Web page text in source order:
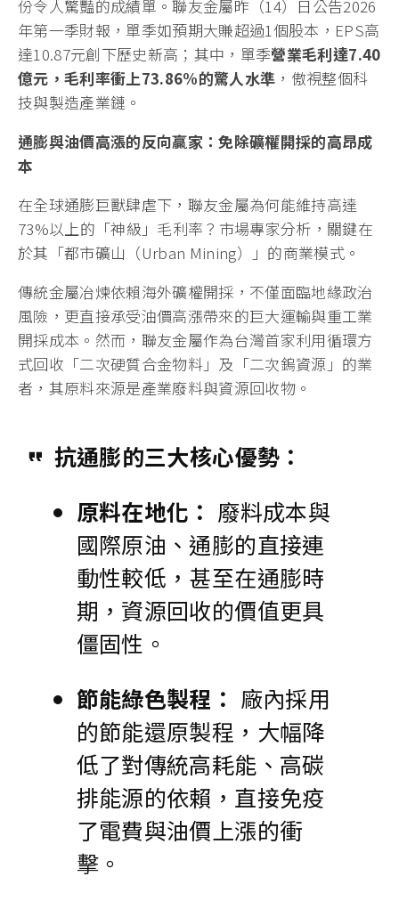
份令人驚豔的成績單。聯友金屬昨（14）日公告2026
年第一季財報，單季如預期大賺超過1個股本，EPS高
達10.87元創下歷史新高；其中，單季營業毛利達7.40
億元，毛利率衝上73.86%的驚人水準 ，傲視整個科
技與製造產業鏈。
通膨與油價高漲的反向贏家：免除礦權開採的高昂成
本
在全球通膨巨獸肆虐下，聯友金屬為何能維持高達
73%以上的「神級」毛利率？市場專家分析，關鍵在
於其「都市礦山（Urban Mining）」的商業模式。
傳統金屬冶煉依賴海外礦權開採，不僅面臨地緣政治
風險，更直接承受油價高漲帶來的巨大運輸與重工業
開採成本。然而，聯友金屬作為台灣首家利用循環方
式回收「二次硬質合金物料」及「二次鎢資源」的業
者，其原料來源是產業廢料與資源回收物。
抗通膨的三大核心優勢：
原料在地化： 廢料成本與
國際原油、通膨的直接連
動性較低，甚至在通膨時
期，資源回收的價值更具
僵固性。
節能綠色製程： 廠內採用
的節能還原製程，大幅降
低了對傳統高耗能、高碳
排能源的依賴，直接免疫
了電費與油價上漲的衝
擊。